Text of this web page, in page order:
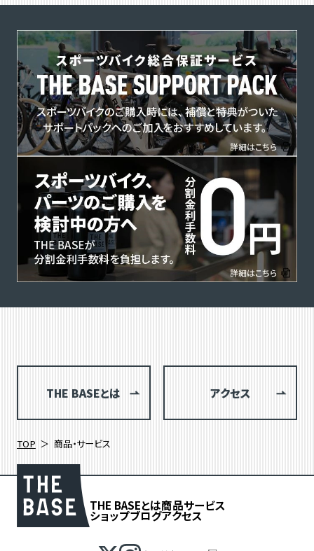
THE BASEとは アクセス
TOP 商品・サービス
THE BASEとは商品サービス
ショップブログアクセス